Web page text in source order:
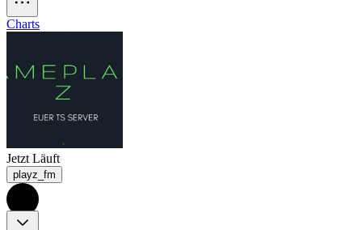
Charts
Jetzt Läuft
playz_fm